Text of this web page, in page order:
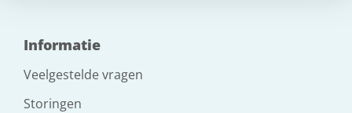
Informatie
Veelgestelde vragen
Storingen